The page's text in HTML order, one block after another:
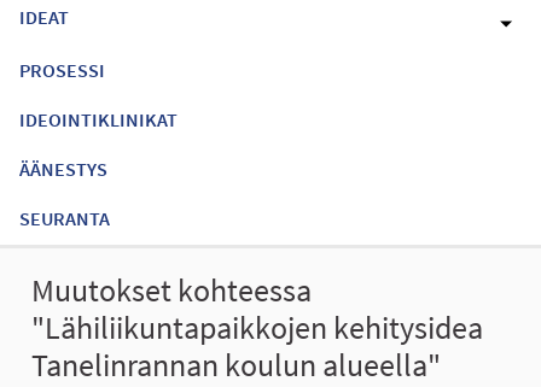
IDEAT
PROSESSI
IDEOINTIKLINIKAT
ÄÄNESTYS
SEURANTA
Muutokset kohteessa
"Lähiliikuntapaikkojen kehitysidea
Tanelinrannan koulun alueella"